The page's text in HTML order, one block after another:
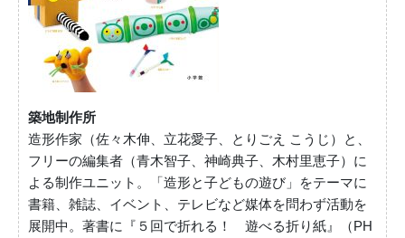
築地制作所
造形作家（佐々木伸、立花愛子、とりごえ こうじ）と、
フリーの編集者（青木智子、神崎典子、木村里恵子）に
よる制作ユニット。「造形と子どもの遊び」をテーマに
書籍、雑誌、イベント、テレビなど媒体を問わず活動を
展開中。著書に『５回で折れる！ 遊べる折り紙』（PH